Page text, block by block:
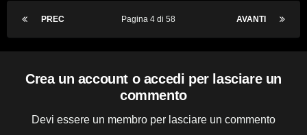
PREC AVANTI
Pagina 4 di 58
Crea un account o accedi per lasciare un
commento
Devi essere un membro per lasciare un commento